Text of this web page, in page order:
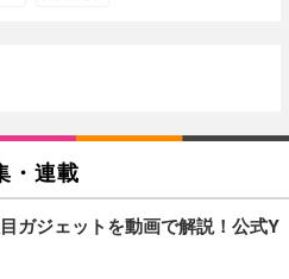
・連載
ガジェットを動画で解説！公式Y